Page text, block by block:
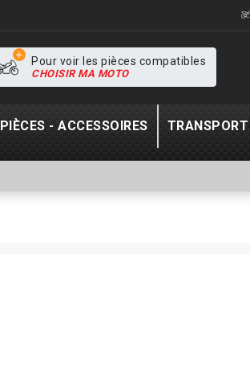
Pour voir les pièces compatibles
CHOISIR MA MOTO
PIÈCES - ACCESSOIRES